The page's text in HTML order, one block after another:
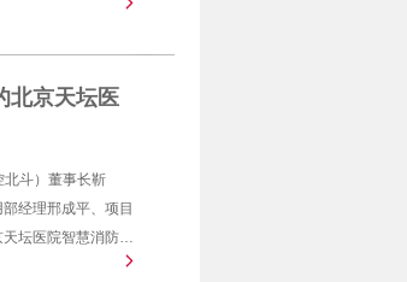
北京天坛医
斗）董事长靳
经理邢成平、项目
坛医院智慧消防系
消防工作流程和智